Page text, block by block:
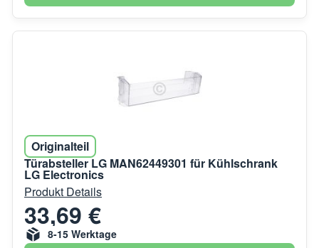
Originalteil
Türabsteller LG MAN62449301 für Kühlschrank
LG Electronics
Produkt Details
33,69 €
8-15 Werktage